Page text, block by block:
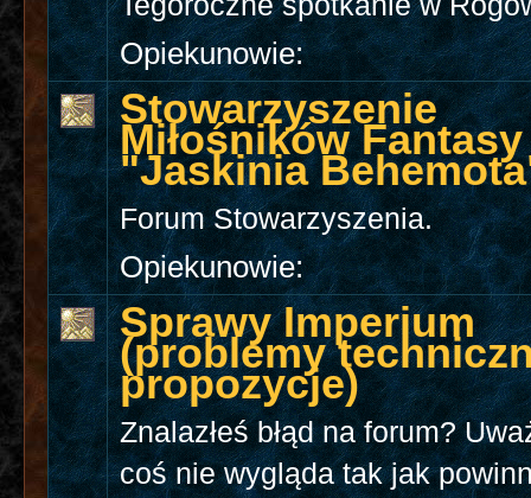
Opiekunowie:
Stowarzyszenie
Miłośników Fantasy
"Jaskinia
Forum Stowarzyszenia.
Opiekunowie:
Sprawy Imperium
(problemy
propozycje)
Znalazłeś błąd na forum?
coś nie wygląda tak jak